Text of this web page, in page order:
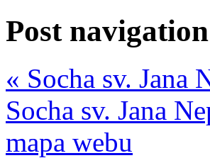
Post navigation
« Socha sv. Jana
Socha sv. Jana
mapa webu